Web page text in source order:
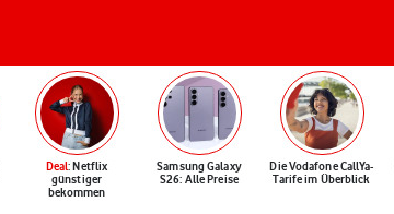
Deal: Netflix
günstiger
bekommen
Samsung Galaxy
S26: Alle Preise
Die Vodafone CallYa-
Tarife im Überblick